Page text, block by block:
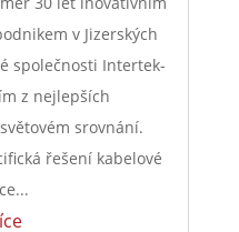
v Jizerských
společnosti Intertek-
z nejlepších
srovnání.
řešení kabelové